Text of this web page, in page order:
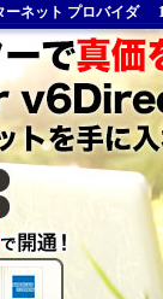
ーネット プロバイダ